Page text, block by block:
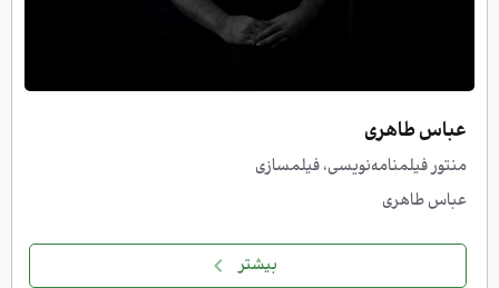
عباس طاهری
منتور فیلمنامه‌نویسی، فیلمسازی
عباس طاهری
بیشتر
هنوز ثبت نام نکرده اید؟ ثبت نام